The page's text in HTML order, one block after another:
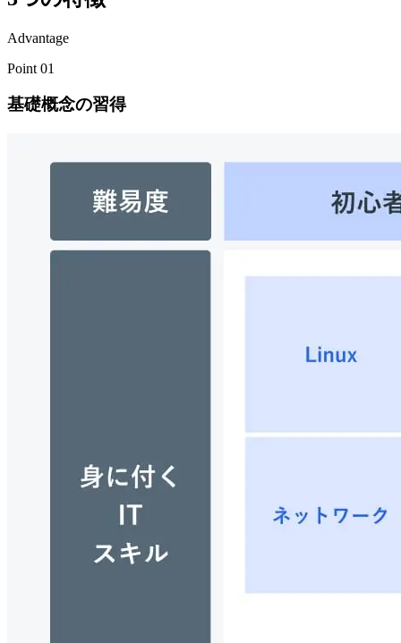
Advantage
Point 01
基礎概念の習得